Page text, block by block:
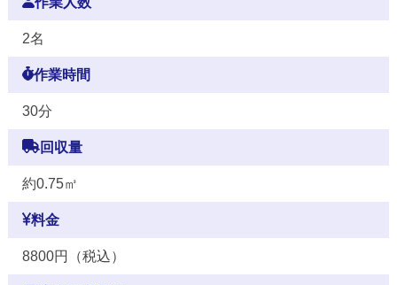
2名
作業時間
30分
回収量
約0.75㎥
料金
8800円（税込）